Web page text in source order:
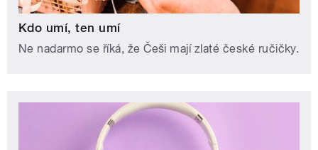
Kdo umí, ten umí
Ne nadarmo se říká, že Češi mají zlaté české ručičky.